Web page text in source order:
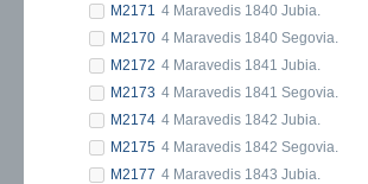
M2171 4 Maravedis 1840 Jubia.
M2170 4 Maravedis 1840 Segovia.
M2172 4 Maravedis 1841 Jubia.
M2173 4 Maravedis 1841 Segovia.
M2174 4 Maravedis 1842 Jubia.
M2175 4 Maravedis 1842 Segovia.
M2177 4 Maravedis 1843 Jubia.